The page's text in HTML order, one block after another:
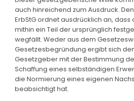
auch hinreichend zum Ausdruck.
ErbStG ordnet ausdrücklich an, dass
mithin ein Teil der ursprünglich
wegfällt. Weder aus dem
Gesetzesbegründung ergibt sich
Gesetzgeber mit der Bestimmung
Schaffung eines selbständigen
die Normierung eines eigenen
beabsichtigt hat.